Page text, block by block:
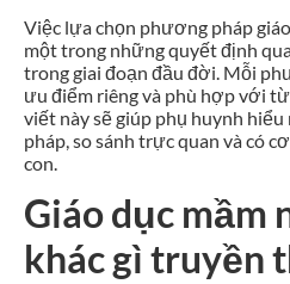
Việc lựa chọn phương pháp
một trong những quyết định
trong giai đoạn đầu đời. Mỗi
ưu điểm riêng và phù hợp với
viết này sẽ giúp phụ huynh
pháp, so sánh trực quan và có
con.
Giáo dục mầm
khác gì truyền